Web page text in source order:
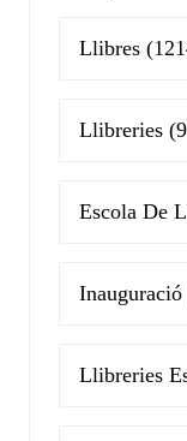
Llibres
Llibreries
Escola De
Inauguració
Llibreries